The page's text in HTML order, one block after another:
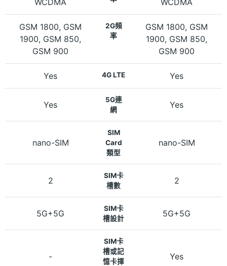
GSM 1800, GSM
1900, GSM 850,
GSM 900
2G頻
率
GSM 1800, GSM
1900, GSM 850,
GSM 900
Yes 4G LTE Yes
Yes
5G連
網
Yes
nano-SIM
SIM
Card
類型
nano-SIM
2
SIM卡
槽數
2
5G+5G
SIM卡
槽設計
5G+5G
-
SIM卡
槽或記
憶卡擇
Yes